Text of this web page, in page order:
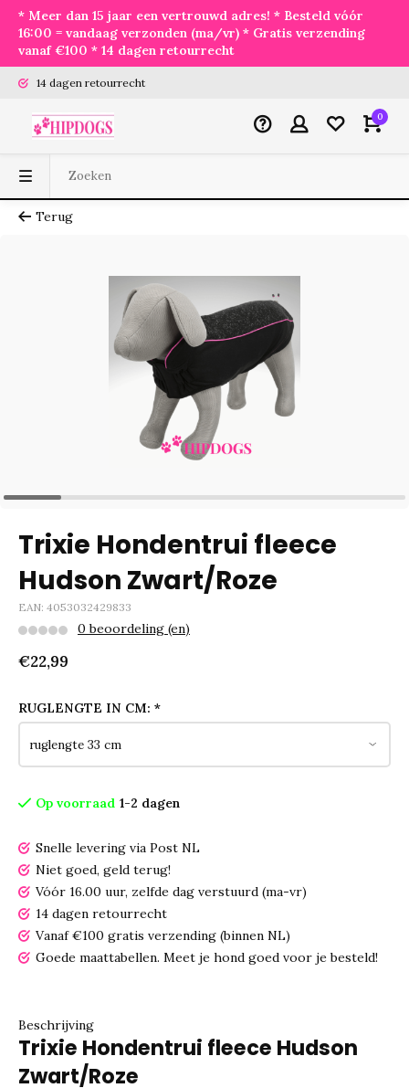
* Meer dan 15 jaar een vertrouwd adres! * Besteld vóór
16:00 = vandaag verzonden (ma/vr) * Gratis verzending
vanaf €100 * 14 dagen retourrecht
14 dagen retourrecht
0
Terug
Trixie Hondentrui fleece
Hudson Zwart/Roze
EAN: 4053032429833
0 beoordeling (en)
€22,99
RUGLENGTE IN CM: *
Op voorraad 1-2 dagen
Snelle levering via Post NL
Niet goed, geld terug!
Vóór 16.00 uur, zelfde dag verstuurd (ma-vr)
14 dagen retourrecht
Vanaf €100 gratis verzending (binnen NL)
Goede maattabellen. Meet je hond goed voor je besteld!
Beschrijving
Trixie Hondentrui fleece Hudson
Zwart/Roze